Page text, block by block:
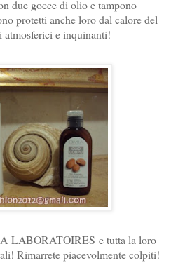
due gocce di olio e tampono
protetti anche loro dal calore del
atmosferici e inquinanti!
LABORATOIRES e tutta la loro
Rimarrete piacevolmente colpiti!